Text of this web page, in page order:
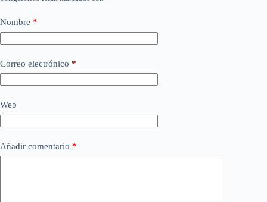
Nombre *
Correo electrónico *
Web
Añadir comentario *